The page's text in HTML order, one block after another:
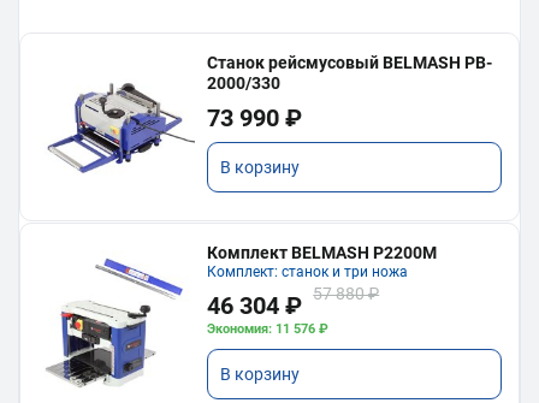
Станок рейсмусовый BELMASH PB-
2000/330
73 990 ₽
В корзину
Комплект BELMASH P2200M
Комплект: станок и три ножа
46 304 ₽ 57 880 ₽
Экономия: 11 576 ₽
В корзину